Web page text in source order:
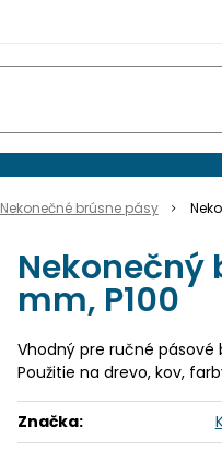
Nekonečné brúsne pásy
Nekonečný
mm, P100
Vhodný pre ručné pásové
Použitie na drevo, kov,
Značka: